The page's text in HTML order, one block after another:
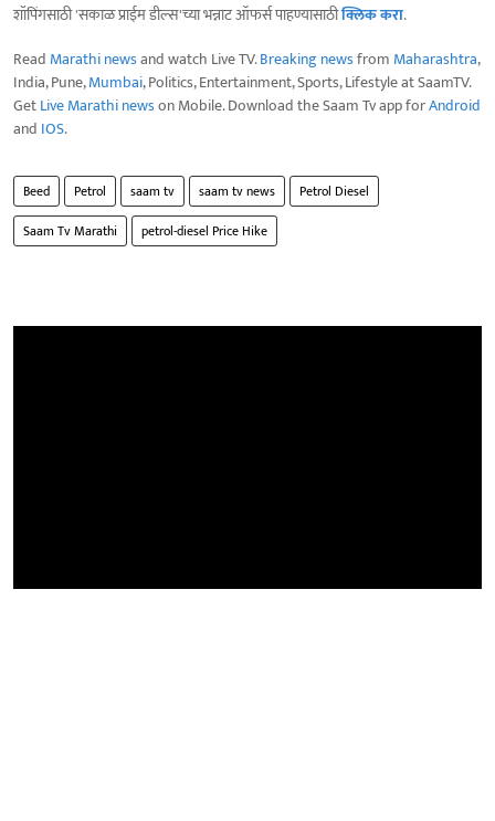
शॉपिंगसाठी 'सकाळ प्राईम डील्स'च्या भन्नाट ऑफर्स पाहण्यासाठीक्लिक करा.
Read Marathi newsand watch Live TV.Breaking newsfrom Maharashtra,
India, Pune,Mumbai, Politics, Entertainment, Sports, Lifestyle at SaamTV.
GetLive Marathi newson Mobile. Download the Saam Tv app forAndroid
and IOS.
Beed Petrol saam tv saam tv news
Petrol Diesel
Saam Tv Marathi
petrol-diesel Price Hike